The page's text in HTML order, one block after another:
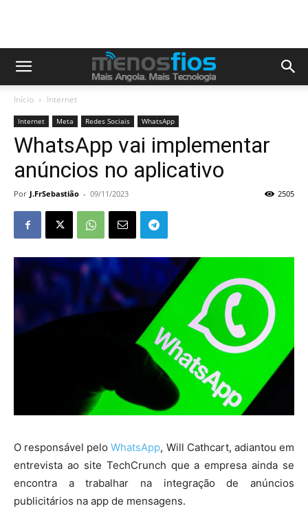
Início Internet
Internet Meta Redes Sociais WhatsApp
WhatsApp vai implementar
anúncios no aplicativo
Por J.FrSebastião - 09/11/2023 2505
O responsável peloWhatsApp, Will Cathcart, adiantou em
entrevista ao site TechCrunch que a empresa ainda se
encontra a trabalhar na integração de anúncios
publicitários na app de mensagens.